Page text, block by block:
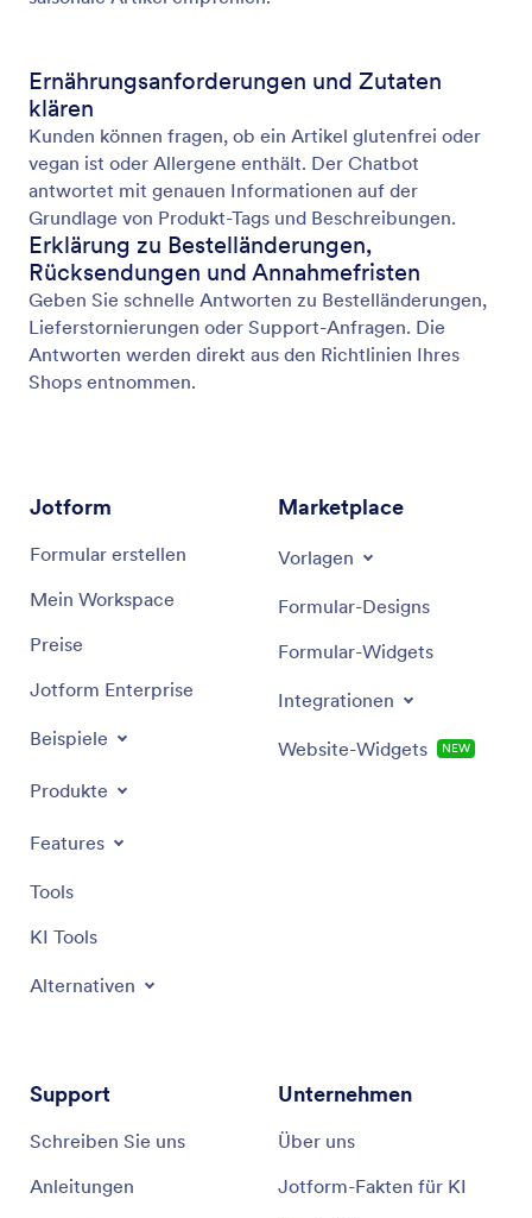
Ernährungsanforderungen und Zutaten
klären
Kunden können fragen, ob ein Artikel glutenfrei oder
vegan ist oder Allergene enthält. Der Chatbot
antwortet mit genauen Informationen auf der
Grundlage von Produkt-Tags und Beschreibungen.
Erklärung zu Bestelländerungen,
Rücksendungen und Annahmefristen
Geben Sie schnelle Antworten zu Bestelländerungen,
Lieferstornierungen oder Support-Anfragen. Die
Antworten werden direkt aus den Richtlinien Ihres
Shops entnommen.
Jotform
Formular erstellen
Mein Workspace
Preise
Jotform Enterprise
Beispiele
Produkte
Features
Tools
KI Tools
Alternativen
Marketplace
Vorlagen
Formular-Designs
Formular-Widgets
Integrationen
Website-Widgets NEW
Support
Schreiben Sie uns
Anleitungen
Unternehmen
Über uns
Jotform-Fakten für KI